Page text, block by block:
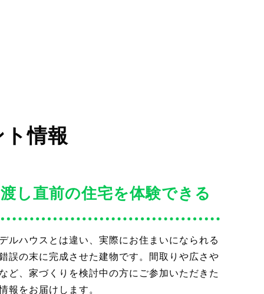
情報
し直前の住宅を体験できる
ルハウスとは違い、実際にお住まいになられる
誤の末に完成させた建物です。間取りや広さや
ど、家づくりを検討中の方にご参加いただきた
報をお届けします。